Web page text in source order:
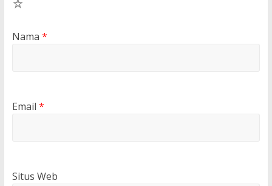
Nama *
Email *
Situs Web